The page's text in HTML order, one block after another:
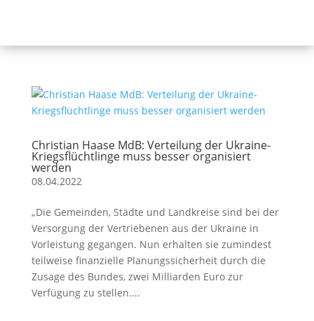
Christian Haase MdB: Verteilung der Ukraine-
Kriegsflüchtlinge muss besser organisiert
werden
08.04.2022
„Die Gemeinden, Städte und Landkreise sind bei der
Versorgung der Vertriebenen aus der Ukraine in
Vorleistung gegangen. Nun erhalten sie zumindest
teilweise finanzielle Planungssicherheit durch die
Zusage des Bundes, zwei Milliarden Euro zur
Verfügung zu stellen....